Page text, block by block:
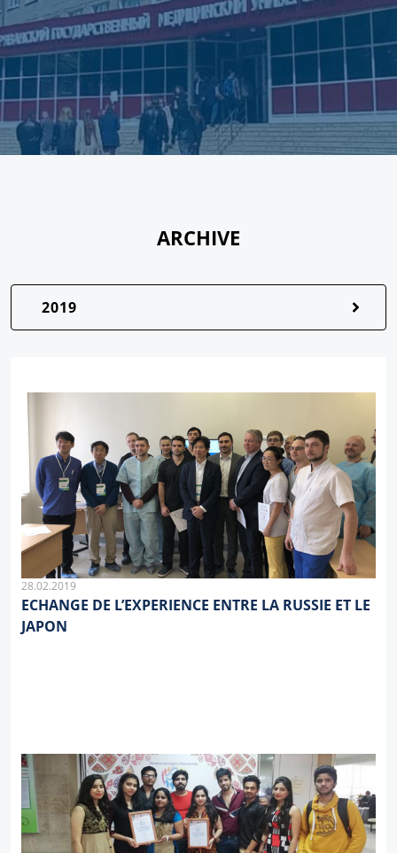
ARCHIVE
2019
28.02.2019
ECHANGE DE L’EXPERIENCE ENTRE LA RUSSIE ET LE
JAPON